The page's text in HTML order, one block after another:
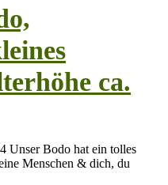
ca.
Unser Bodo hat ein tolles
Menschen & dich, du